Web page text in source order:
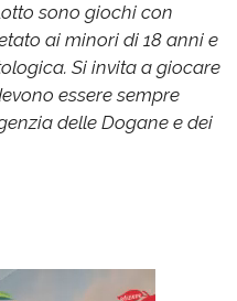
sono giochi con
ai minori di 18 anni e
Si invita a giocare
essere sempre
delle Dogane e dei